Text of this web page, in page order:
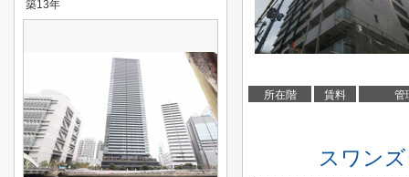
所在階 賃料 管
スワン
築13年